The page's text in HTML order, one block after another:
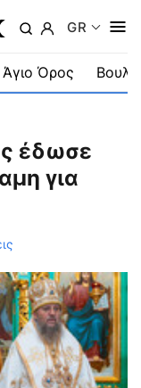
GR
Άγιο Όρος
έδωσε
για